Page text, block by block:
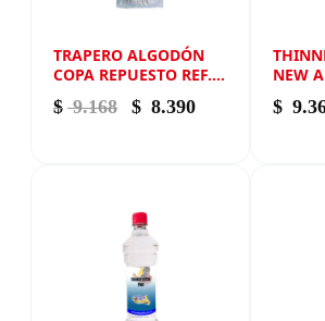
TRAPERO ALGODÓN
COPA REPUESTO REF.
800 NEW ANDIN
$ 9.168 El precio original era: $
$ 8.390El precio actual
NEW
$